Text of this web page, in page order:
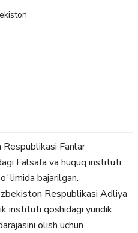
Fanlar
Falsafa va huquq instituti
bajarilgan.
Respublikasi Adliya
instituti qoshidagi yuridik
olish uchun